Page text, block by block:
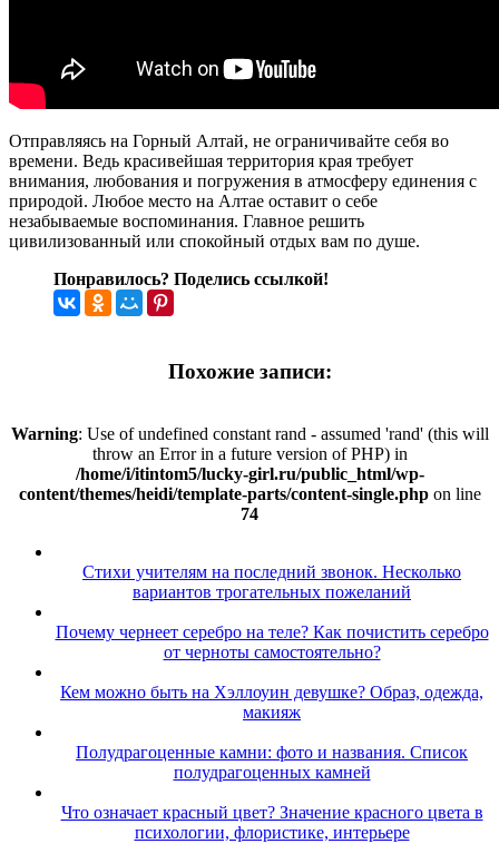
Отправляясь на Горный Алтай, не ограничивайте себя во
времени. Ведь красивейшая территория края требует
внимания, любования и погружения в атмосферу единения с
природой. Любое место на Алтае оставит о себе
незабываемые воспоминания. Главное решить
цивилизованный или спокойный отдых вам по душе.
Понравилось? Поделись ссылкой!
Похожие записи:
Warning: Use of undefined constant rand - assumed 'rand' (this will
throw an Error in a future version of PHP) in
/home/i/itintom5/lucky-girl.ru/public_html/wp-
content/themes/heidi/template-parts/content-single.phpon line
74
Стихи учителям на последний звонок. Несколько
вариантов трогательных пожеланий
Почему чернеет серебро на теле? Как почистить серебро
от черноты самостоятельно?
Кем можно быть на Хэллоуин девушке? Образ, одежда,
макияж
Полудрагоценные камни: фото и названия. Список
полудрагоценных камней
Что означает красный цвет? Значение красного цвета в
психологии, флористике, интерьере